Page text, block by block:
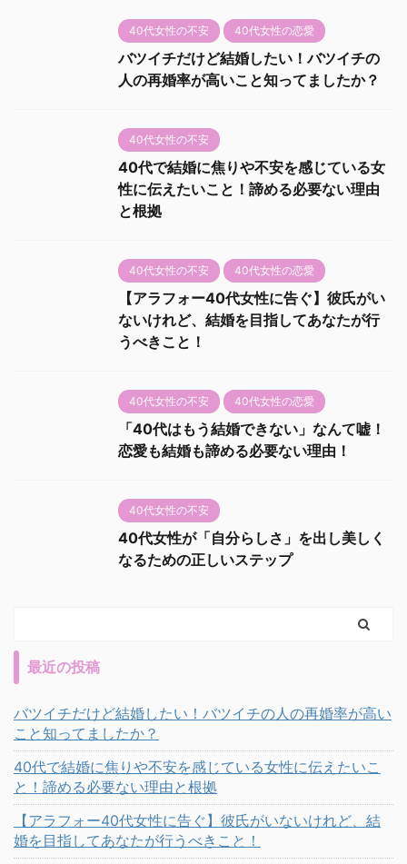
40代女性の不安 40代女性の恋愛
バツイチだけど結婚したい！バツイチの
人の再婚率が高いこと知ってましたか？
40代女性の不安
40代で結婚に焦りや不安を感じている女
性に伝えたいこと！諦める必要ない理由
と根拠
40代女性の不安 40代女性の恋愛
【アラフォー40代女性に告ぐ】彼氏がい
ないけれど、結婚を目指してあなたが行
うべきこと！
40代女性の不安 40代女性の恋愛
「40代はもう結婚できない」なんて嘘！
恋愛も結婚も諦める必要ない理由！
40代女性の不安
40代女性が「自分らしさ」を出し美しく
なるための正しいステップ
最近の投稿
バツイチだけど結婚したい！バツイチの人の再婚率が高い
こと知ってましたか？
40代で結婚に焦りや不安を感じている女性に伝えたいこ
と！諦める必要ない理由と根拠
【アラフォー40代女性に告ぐ】彼氏がいないけれど、結
婚を目指してあなたが行うべきこと！